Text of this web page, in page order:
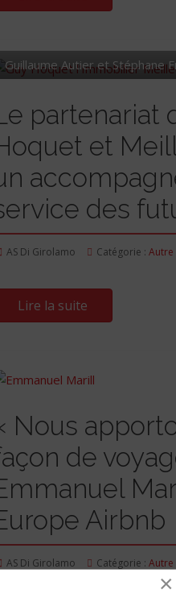
Guillaume Autier et Stéphane
partenariat
et
des
AS Di Girolamo Catégorie : Autre
Lire la suite
Nous
de
Airbnb
AS Di Girolamo Catégorie : Autre
×